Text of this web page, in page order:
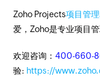
Zoho Projects项目管
爱，Zoho是专业项目管
欢迎咨询：400-660-
验: https://